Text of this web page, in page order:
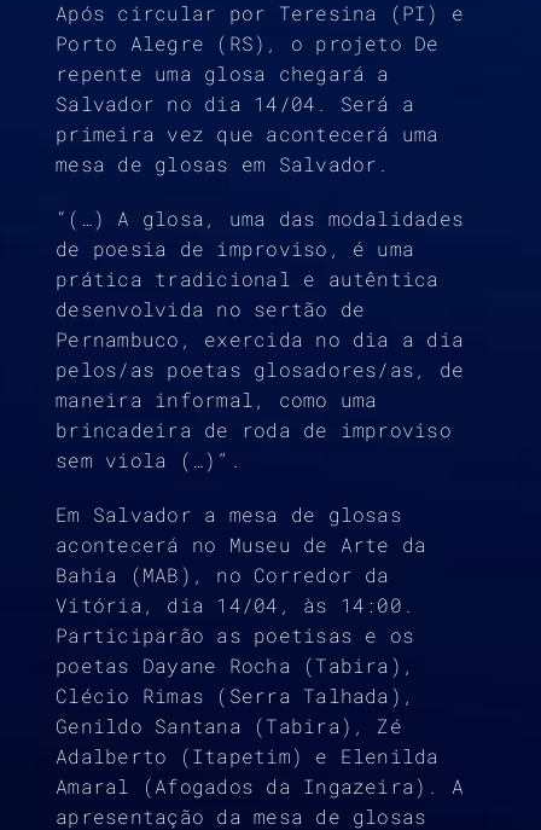
Após circular por Teresina (PI) e
Porto Alegre (RS), o projeto De
repente uma glosa chegará a
Salvador no dia 14/04. Será a
primeira vez que acontecerá uma
mesa de glosas em Salvador.
“(…) A glosa, uma das modalidades
de poesia de improviso, é uma
prática tradicional e autêntica
desenvolvida no sertão de
Pernambuco, exercida no dia a dia
pelos/as poetas glosadores/as, de
maneira informal, como uma
brincadeira de roda de improviso
sem viola (…)”.
Em Salvador a mesa de glosas
acontecerá no Museu de Arte da
Bahia (MAB), no Corredor da
Vitória, dia 14/04, às 14:00.
Participarão as poetisas e os
poetas Dayane Rocha (Tabira),
Clécio Rimas (Serra Talhada),
Genildo Santana (Tabira), Zé
Adalberto (Itapetim) e Elenilda
Amaral (Afogados da Ingazeira). A
apresentação da mesa de glosas